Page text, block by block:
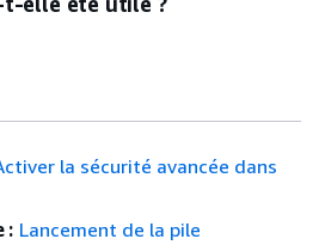
la sécurité avancée dans
: Lancement de la pile